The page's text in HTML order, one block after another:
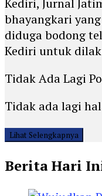
Kediri, Jurnal
bhayangkari
diduga bodong
Kediri untuk
Tidak Ada Lagi
Tidak ada lagi
Lihat Selengkapnya
Berita Hari